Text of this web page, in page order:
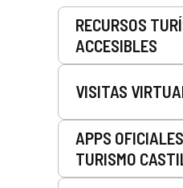
RECURSOS
ACCESIBLES
VISITAS
APPS
TURISMO